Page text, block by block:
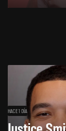
HACE 1 DÍA